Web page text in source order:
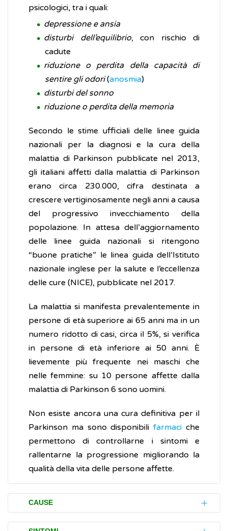
psicologici, tra i quali:
depressione e ansia
disturbi dell’equilibrio, con rischio di
cadute
riduzione o perdita della capacità di
sentire gli odori(anosmia)
disturbi del sonno
riduzione o perdita della memoria
Secondo le stime ufficiali delle linee guida
nazionali per la diagnosi e la cura della
malattia di Parkinson pubblicate nel 2013,
gli italiani affetti dalla malattia di Parkinson
erano circa 230.000, cifra destinata a
crescere vertiginosamente negli anni a causa
del progressivo invecchiamento della
popolazione. In attesa dell’aggiornamento
delle linee guida nazionali si ritengono
“buone pratiche” le linea guida dell’Istituto
nazionale inglese per la salute e l’eccellenza
delle cure (NICE), pubblicate nel 2017.
La malattia si manifesta prevalentemente in
persone di età superiore ai 65 anni ma in un
numero ridotto di casi, circa il 5%, si verifica
in persone di età inferiore ai 50 anni. È
lievemente più frequente nei maschi che
nelle femmine: su 10 persone affette dalla
malattia di Parkinson 6 sono uomini.
Non esiste ancora una cura definitiva per il
Parkinson ma sono disponibilifarmaci che
permettono di controllarne i sintomi e
rallentarne la progressione migliorando la
qualità della vita delle persone affette.
CAUSE